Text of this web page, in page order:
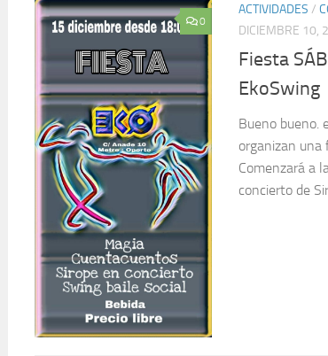
0
ACTIVIDADES /
DICIEMBRE 10,
Fiesta
EkoSwing
Bueno bueno.
organizan una
Comenzará a
concierto de